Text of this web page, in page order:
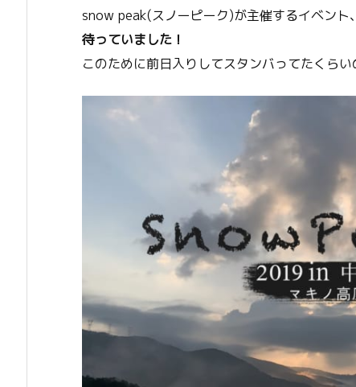
snow peak(スノーピーク)が主催するイベン
待っていました！
このために前日入りしてスタンバってたくら